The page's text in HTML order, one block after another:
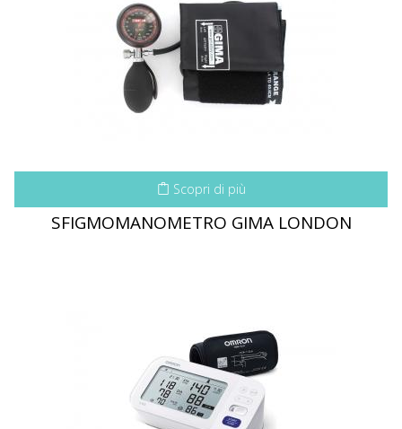
Scopri di più
SFIGMOMANOMETRO GIMA LONDON